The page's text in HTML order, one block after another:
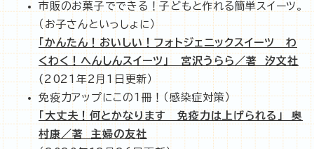
市販のお菓子でできる！子どもと作れる簡単スイーツ。
（お子さんといっしょに）
「かんたん！おいしい！フォトジェニックスイーツ わ
くわく！へんしんスイーツ」 宮沢うらら／著 汐文社
(2021年2月1日更新）
免疫力アップにこの1冊！（感染症対策）
「大丈夫！何とかなります 免疫力は上げられる」 奥
村康／著 主婦の友社